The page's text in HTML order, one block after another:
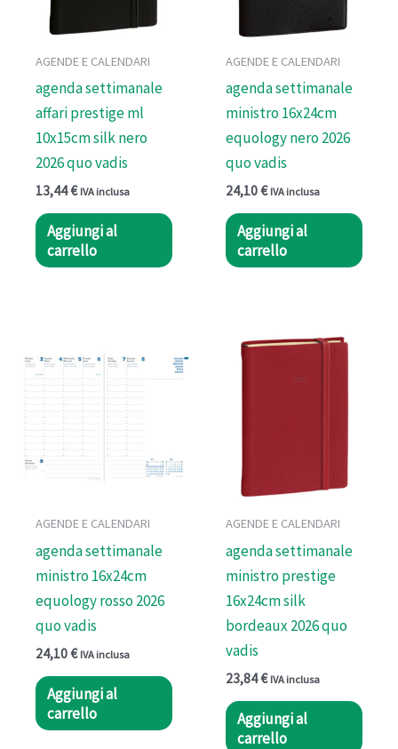
AGENDE E CALENDARI
agenda settimanale
affari prestige ml
10x15cm silk nero
2026 quo vadis
13,44€ IVA inclusa
Aggiungi al
carrello
AGENDE E CALENDARI
agenda settimanale
ministro 16x24cm
equology nero 2026
quo vadis
24,10€ IVA inclusa
Aggiungi al
carrello
AGENDE E CALENDARI
agenda settimanale
ministro 16x24cm
equology rosso 2026
quo vadis
24,10€ IVA inclusa
Aggiungi al
carrello
AGENDE E CALENDARI
agenda settimanale
ministro prestige
16x24cm silk
bordeaux 2026 quo
vadis
23,84€ IVA inclusa
Aggiungi al
carrello